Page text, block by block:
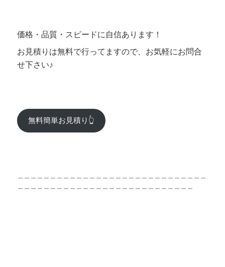
価格・品質・スピードに自信あります！
お見積りは無料で行ってますので、お気軽にお問合
せ下さい♪
無料簡単お見積り👆